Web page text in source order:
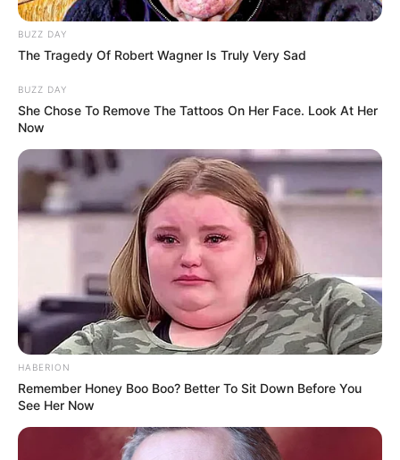
BUZZ DAY
The Tragedy Of Robert Wagner Is Truly Very Sad
BUZZ DAY
She Chose To Remove The Tattoos On Her Face. Look At Her
Now
HABERION
Remember Honey Boo Boo? Better To Sit Down Before You
See Her Now